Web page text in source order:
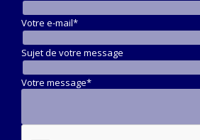
Votre e-mail*
Sujet de votre message
Votre message*